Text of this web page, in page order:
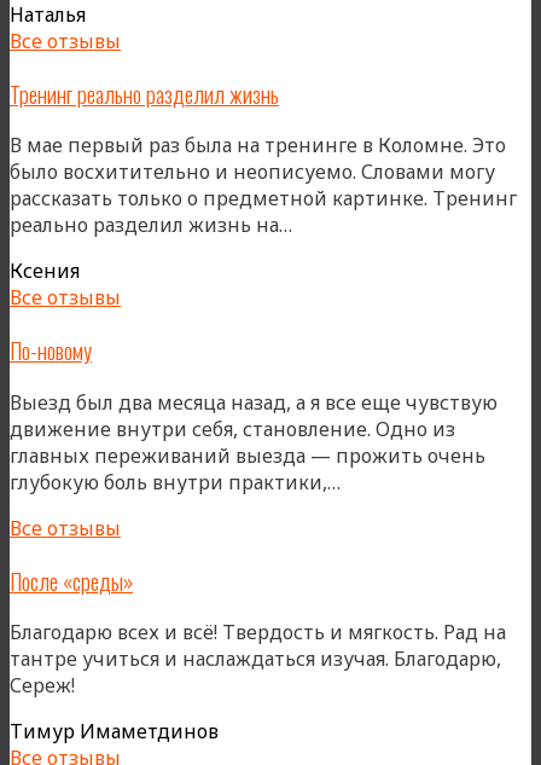
Наталья
Все отзывы
Тренинг реально разделил жизнь
В мае первый раз была на тренинге в Коломне. Это
было восхитительно и неописуемо. Словами могу
рассказать только о предметной картинке. Тренинг
реально разделил жизнь на…
Ксения
Все отзывы
По-новому
Выезд был два месяца назад, а я все еще чувствую
движение внутри себя, становление. Одно из
главных переживаний выезда — прожить очень
глубокую боль внутри практики,…
Все отзывы
После «среды»
Благодарю всех и всё! Твердость и мягкость. Рад на
тантре учиться и наслаждаться изучая. Благодарю,
Сереж!
Тимур Имаметдинов
Все отзывы